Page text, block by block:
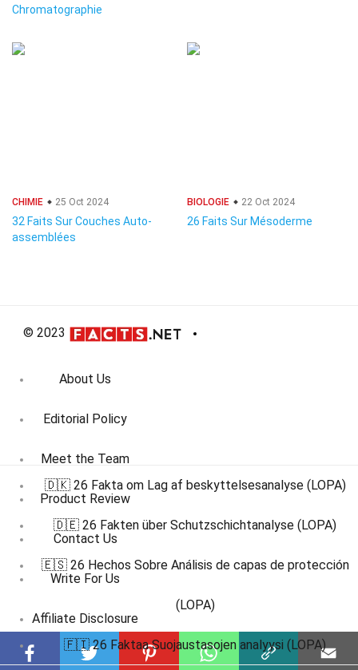
Chromatographie
CHIMIE 25 Oct 2024
32 Faits Sur Couches Auto-
assemblées
BIOLOGIE 22 Oct 2024
26 Faits Sur Mésoderme
© 2023
About Us
Editorial Policy
Meet the Team
Product Review
Contact Us
Write For Us
Affiliate Disclosure
DMCA
🇩🇰 26 Fakta om Lag af beskyttelsesanalyse (LOPA)
🇩🇪 26 Fakten über Schutzschichtanalyse (LOPA)
🇪🇸 26 Hechos Sobre Análisis de capas de protección
(LOPA)
🇫🇮 26 Faktaa Suojaustasojen analyysi (LOPA)